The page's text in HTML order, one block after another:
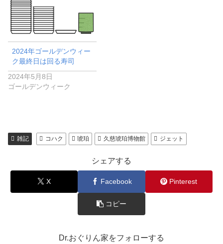
2024年ゴールデンウィー
ク最終日は回る寿司
2024年5月8日
ゴールデンウィーク
雑記 コハク 琥珀 久慈琥珀博物館 ジェット
シェアする
X Facebook Pinterest
コピー
Dr.おぐりん家をフォローする